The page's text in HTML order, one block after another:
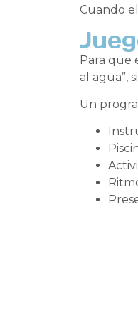
Cuando
Para que
al agua”,
Un